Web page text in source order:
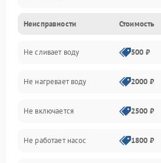
Управление
Электропитание
Датчики
Нагрев
Вода
Неисправности Стоимость
Не сливает воду 500 ₽
Не нагревает воду 2000 ₽
Не включается 2500 ₽
Не работает насос 1800 ₽